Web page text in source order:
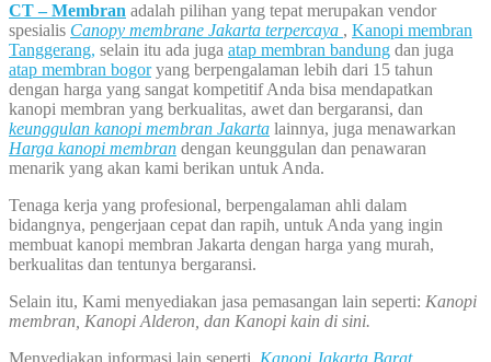
CT – Membran adalah pilihan yang tepat merupakan vendor
spesialis Canopy membrane Jakarta terpercaya , Kanopi membran
Tanggerang, selain itu ada juga atap membran bandung dan juga
atap membran bogoryang berpengalaman lebih dari 15 tahun
dengan harga yang sangat kompetitif Anda bisa mendapatkan
kanopi membran yang berkualitas, awet dan bergaransi, dan
keunggulan kanopi membran Jakarta lainnya, juga menawarkan
Harga kanopi membran dengan keunggulan dan penawaran
menarik yang akan kami berikan untuk Anda.
Tenaga kerja yang profesional, berpengalaman ahli dalam
bidangnya, pengerjaan cepat dan rapih, untuk Anda yang ingin
membuat kanopi membran Jakarta dengan harga yang murah,
berkualitas dan tentunya bergaransi.
Selain itu, Kami menyediakan jasa pemasangan lain seperti: Kanopi
membran, Kanopi Alderon, dan Kanopi kain di sini.
Menyediakan informasi lain seperti, Kanopi Jakarta Barat,